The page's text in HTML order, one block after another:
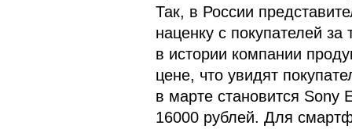
Так, в России
наценку с покупателей
в истории компании
цене, что увидят
в марте становится Sony
16000 рублей. Для